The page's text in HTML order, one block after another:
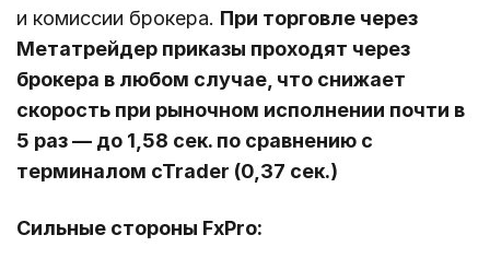
и комиссии брокера. При торговле через
Метатрейдер приказы проходят через
брокера в любом случае, что снижает
скорость при рыночном исполнении почти в
5 раз — до 1,58 сек. по сравнению с
терминалом cTrader (0,37 сек.)
Сильные стороны FxPro: